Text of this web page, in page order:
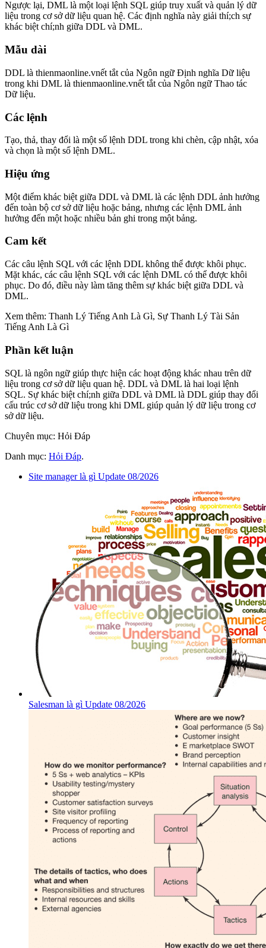
Ngược lại, DML là một loại lệnh SQL giúp truy xuất và quản lý dữ
liệu trong cơ sở dữ liệu quan hệ. Các định nghĩa này giải thí;ch sự
khác biệt chí;nh giữa DDL và DML.
Mẫu dài
DDL là thienmaonline.vnết tắt của Ngôn ngữ Định nghĩa Dữ liệu
trong khi DML là thienmaonline.vnết tắt của Ngôn ngữ Thao tác
Dữ liệu.
Các lệnh
Tạo, thả, thay đổi là một số lệnh DDL trong khi chèn, cập nhật, xóa
và chọn là một số lệnh DML.
Hiệu ứng
Một điểm khác biệt giữa DDL và DML là các lệnh DDL ảnh hưởng
đến toàn bộ cơ sở dữ liệu hoặc bảng, nhưng các lệnh DML ảnh
hưởng đến một hoặc nhiều bản ghi trong một bảng.
Cam kết
Các câu lệnh SQL với các lệnh DDL không thể được khôi phục.
Mặt khác, các câu lệnh SQL với các lệnh DML có thể được khôi
phục. Do đó, điều này làm tăng thêm sự khác biệt giữa DDL và
DML.
Xem thêm: Thanh Lý Tiếng Anh Là Gì, Sự Thanh Lý Tài Sản
Tiếng Anh Là Gì
Phần kết luận
SQL là ngôn ngữ giúp thực hiện các hoạt động khác nhau trên dữ
liệu trong cơ sở dữ liệu quan hệ. DDL và DML là hai loại lệnh
SQL. Sự khác biệt chí;nh giữa DDL và DML là DDL giúp thay đổi
cấu trúc cơ sở dữ liệu trong khi DML giúp quản lý dữ liệu trong cơ
sở dữ liệu.
Chuyên mục: Hỏi Đáp
Danh mục: Hỏi Đáp.
Site manager là gì Update 08/2026
Salesman là gì Update 08/2026